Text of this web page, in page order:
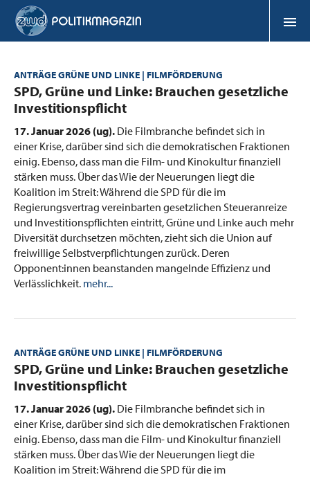
ANTRÄGE GRÜNE UND LINKE | FILMFÖRDERUNG
:SPD, Grüne und Linke: Brauchen gesetzliche
Investitionspflicht
17. Januar 2026 (ug). Die Filmbranche befindet sich in
einer Krise, darüber sind sich die demokratischen Fraktionen
einig. Ebenso, dass man die Film- und Kinokultur finanziell
stärken muss. Über das Wie der Neuerungen liegt die
Koalition im Streit: Während die SPD für die im
Regierungsvertrag vereinbarten gesetzlichen Steueranreize
und Investitionspflichten eintritt, Grüne und Linke auch mehr
Diversität durchsetzen möchten, zieht sich die Union auf
freiwillige Selbstverpflichtungen zurück. Deren
Opponent:innen beanstanden mangelnde Effizienz und
Verlässlichkeit. mehr...
ANTRÄGE GRÜNE UND LINKE | FILMFÖRDERUNG
:SPD, Grüne und Linke: Brauchen gesetzliche
Investitionspflicht
17. Januar 2026 (ug). Die Filmbranche befindet sich in
einer Krise, darüber sind sich die demokratischen Fraktionen
einig. Ebenso, dass man die Film- und Kinokultur finanziell
stärken muss. Über das Wie der Neuerungen liegt die
Koalition im Streit: Während die SPD für die im